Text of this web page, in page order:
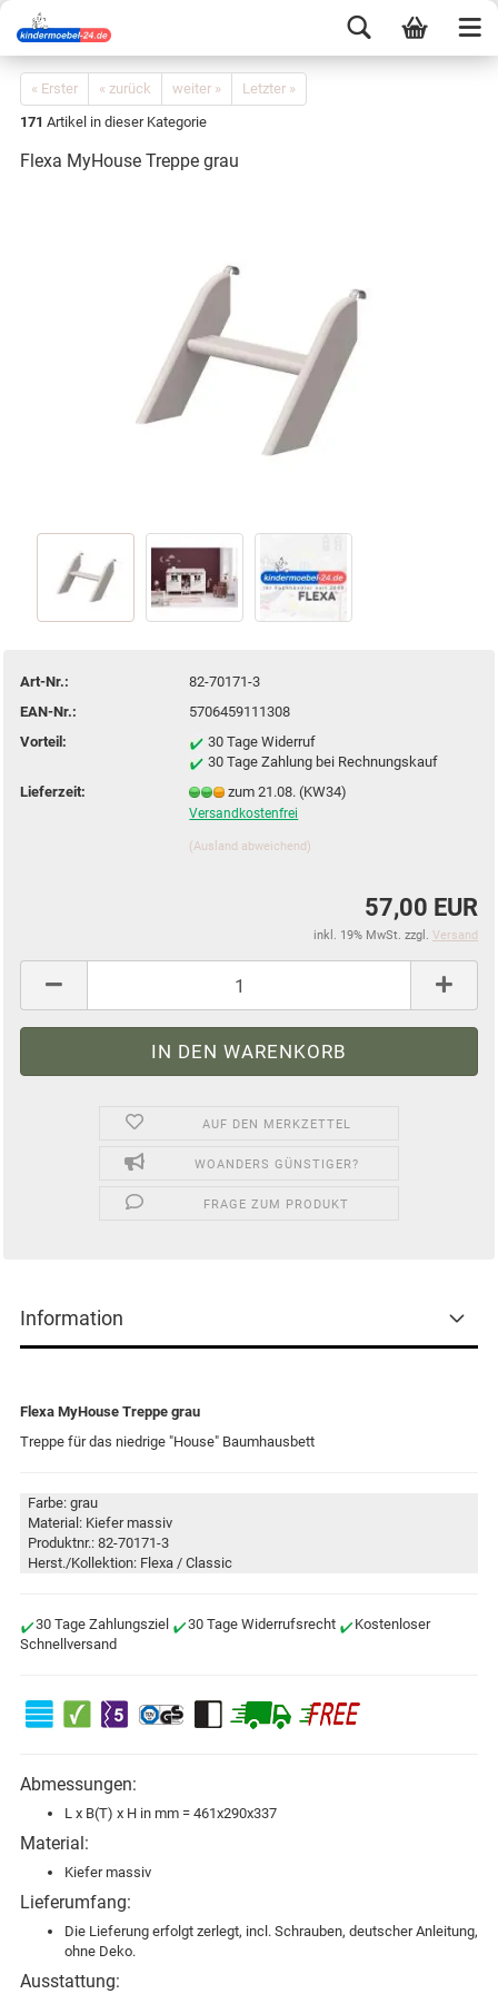
« Erster « zurück weiter »
Letzter »
171 Artikel in dieser Kategorie
Flexa MyHouse Treppe grau
Art-Nr.:
82-70171-3
EAN-Nr.:
5706459111308
Vorteil:
30 Tage Widerruf
30 Tage Zahlung bei Rechnungskauf
Lieferzeit:
zum 21.08. (KW34)
Versandkostenfrei
(Ausland abweichend)
57,00 EUR
inkl. 19% MwSt. zzgl. Versand
AUF DEN MERKZETTEL
WOANDERS GÜNSTIGER?
FRAGE ZUM PRODUKT
Information
Flexa MyHouse Treppe grau
Treppe für das niedrige "House" Baumhausbett
Farbe: grau
Material: Kiefer massiv
Produktnr.: 82-70171-3
Herst./Kollektion: Flexa / Classic
30 Tage Zahlungsziel 30 Tage Widerrufsrecht
Kostenloser
Schnellversand
Abmessungen:
L x B(T) x H in mm = 461x290x337
Material:
Kiefer massiv
Lieferumfang:
Die Lieferung erfolgt zerlegt, incl. Schrauben, deutscher Anleitung,
ohne Deko.
Ausstattung: